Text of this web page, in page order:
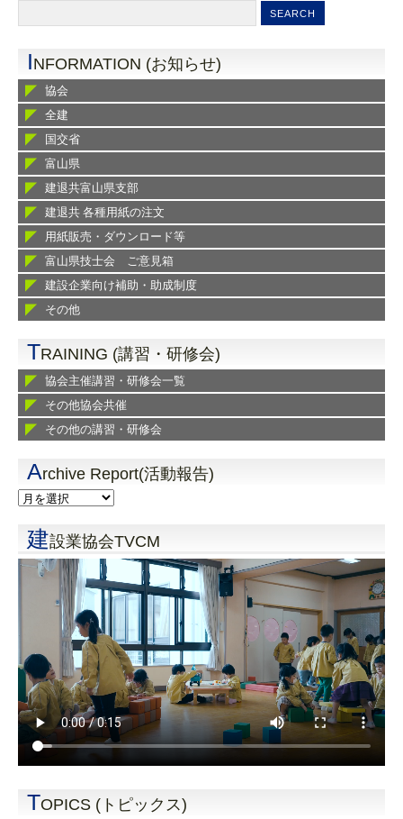
INFORMATION (お知らせ)
協会
全建
国交省
富山県
建退共富山県支部
建退共 各種用紙の注文
用紙販売・ダウンロード等
富山県技士会 ご意見箱
建設企業向け補助・助成制度
その他
TRAINING (講習・研修会)
協会主催講習・研修会一覧
その他協会共催
その他の講習・研修会
Archive Report(活動報告)
建設業協会TVCM
TOPICS (トピックス)